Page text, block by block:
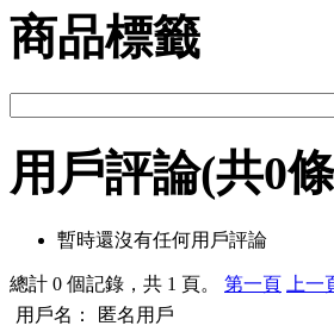
商品標籤
用戶評論(共0
暫時還沒有任何用戶評論
總計 0 個記錄，共 1 頁。 第一頁 上一
用戶名：
匿名用戶